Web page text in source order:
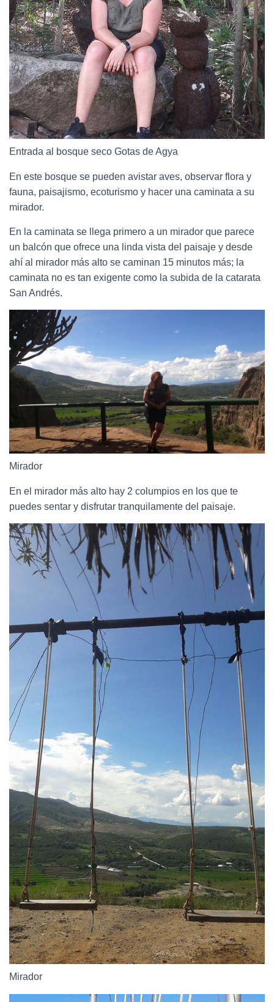
Entrada al bosque seco Gotas de Agya
En este bosque se pueden avistar aves, observar flora y
fauna, paisajismo, ecoturismo y hacer una caminata a su
mirador.
En la caminata se llega primero a un mirador que parece
un balcón que ofrece una linda vista del paisaje y desde
ahí al mirador más alto se caminan 15 minutos más; la
caminata no es tan exigente como la subida de la catarata
San Andrés.
Mirador
En el mirador más alto hay 2 columpios en los que te
puedes sentar y disfrutar tranquilamente del paisaje.
Mirador